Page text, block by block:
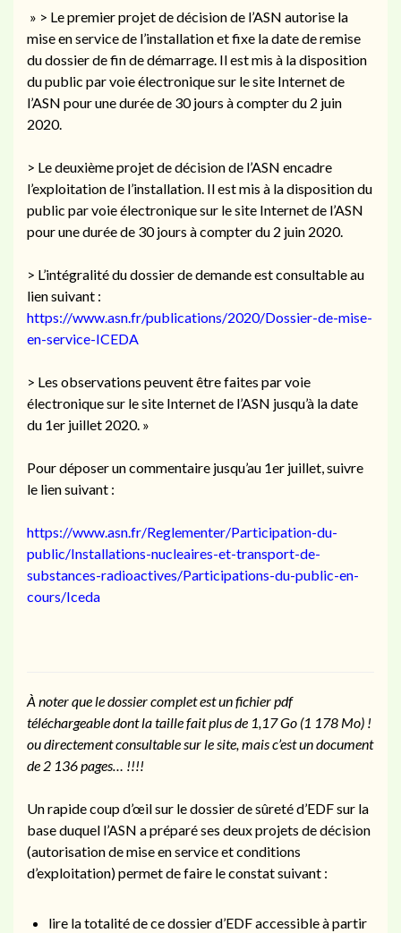
» > Le premier projet de décision de l’ASN autorise la
mise en service de l’installation et fixe la date de remise
du dossier de fin de démarrage. Il est mis à la disposition
du public par voie électronique sur le site Internet de
l’ASN pour une durée de 30 jours à compter du 2 juin
2020.
> Le deuxième projet de décision de l’ASN encadre
l’exploitation de l’installation. Il est mis à la disposition du
public par voie électronique sur le site Internet de l’ASN
pour une durée de 30 jours à compter du 2 juin 2020.
> L’intégralité du dossier de demande est consultable au
lien suivant :
https://www.asn.fr/publications/2020/Dossier-de-mise-
en-service-ICEDA
> Les observations peuvent être faites par voie
électronique sur le site Internet de l’ASN jusqu’à la date
du 1er juillet 2020. »
Pour déposer un commentaire jusqu’au 1er juillet, suivre
le lien suivant :
https://www.asn.fr/Reglementer/Participation-du-
public/Installations-nucleaires-et-transport-de-
substances-radioactives/Participations-du-public-en-
cours/Iceda
À noter que le dossier complet est un fichier pdf
téléchargeable dont la taille fait plus de 1,17 Go (1 178 Mo) !
ou directement consultable sur le site, mais c’est un document
de 2 136 pages… !!!!
Un rapide coup d’œil sur le dossier de sûreté d’EDF sur la
base duquel l’ASN a préparé ses deux projets de décision
(autorisation de mise en service et conditions
d’exploitation) permet de faire le constat suivant :
lire la totalité de ce dossier d’EDF accessible à partir